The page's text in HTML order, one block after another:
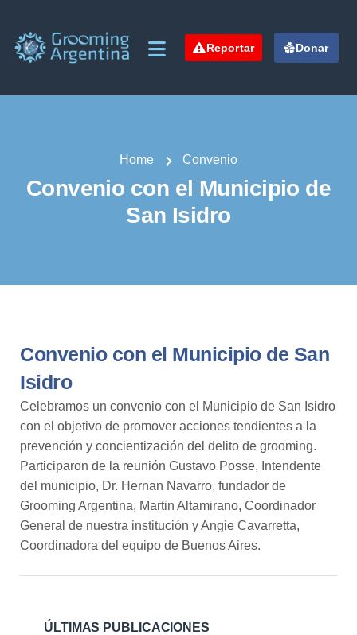
Reportar Donar
Home Convenio
Convenio con el Municipio de
San Isidro
Convenio con el Municipio de San
Isidro
Celebramos un convenio con el Municipio de San Isidro
con el objetivo de promover acciones tendientes a la
prevención y concientización del delito de grooming.
Participaron de la reunión Gustavo Posse, Intendente
del municipio, Dr. Hernan Navarro, fundador de
Grooming Argentina, Martin Altamirano, Coordinador
General de nuestra institución yAngie Cavarretta,
Coordinadora del equipo de Buenos Aires.
ÚLTIMAS PUBLICACIONES